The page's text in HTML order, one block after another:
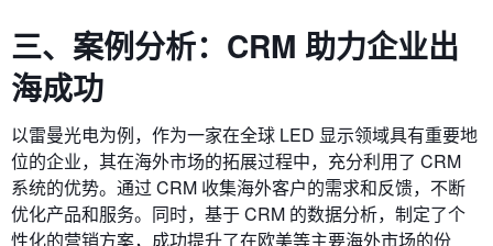
三、案例分析：CRM 助力企业出
海成功
以雷曼光电为例，作为一家在全球 LED 显示领域具有重要地
位的企业，其在海外市场的拓展过程中，充分利用了 CRM
系统的优势。通过 CRM 收集海外客户的需求和反馈，不断
优化产品和服务。同时，基于 CRM 的数据分析，制定了个
性化的营销方案，成功提升了在欧美等主要海外市场的份